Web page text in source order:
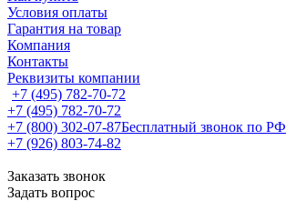
Условия оплаты
Гарантия на товар
Компания
Контакты
Реквизиты компании
+7 (495) 782-70-72
+7 (495) 782-70-72
+7 (800) 302-07-87Бесплатный звонок по РФ
+7 (926) 803-74-82
Заказать звонок
Задать вопрос